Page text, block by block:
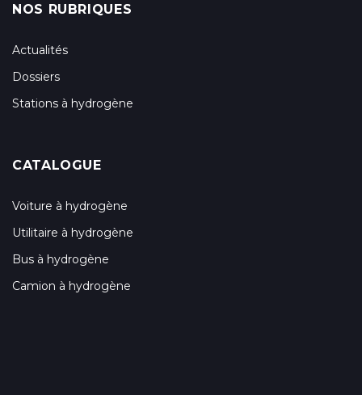
NOS RUBRIQUES
Actualités
Dossiers
Stations à hydrogène
CATALOGUE
Voiture à hydrogène
Utilitaire à hydrogène
Bus à hydrogène
Camion à hydrogène